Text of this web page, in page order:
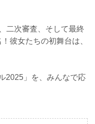
二次審査、そして最終
彼女たちの初舞台は、
2025」を、みんなで応